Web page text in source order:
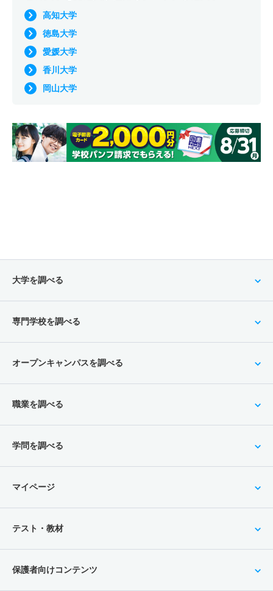
高知大学
徳島大学
愛媛大学
香川大学
岡山大学
大学を調べる
専門学校を調べる
オープンキャンパスを調べる
職業を調べる
学問を調べる
マイページ
テスト・教材
保護者向けコンテンツ